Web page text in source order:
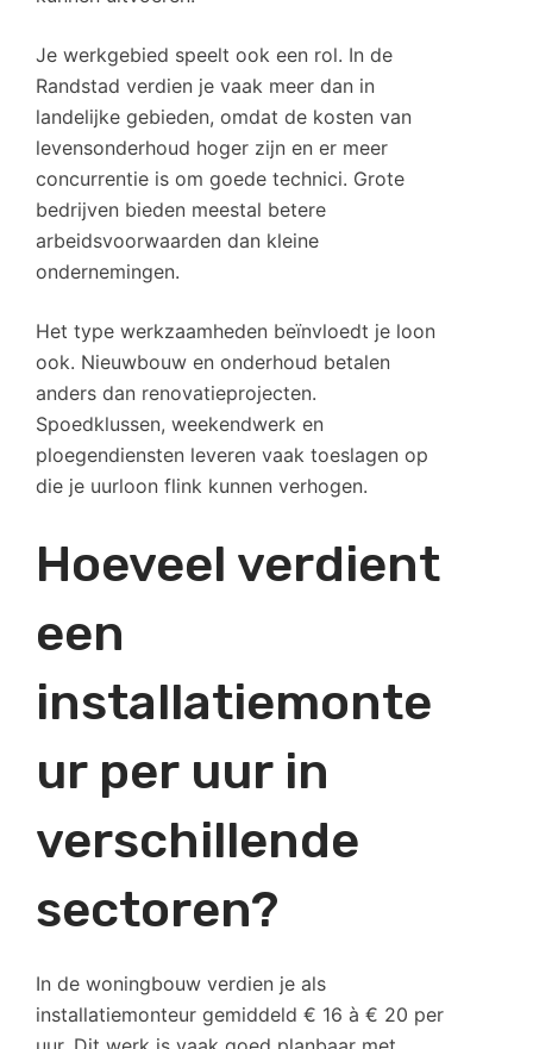
Je werkgebied speelt ook een rol. In de
Randstad verdien je vaak meer dan in
landelijke gebieden, omdat de kosten van
levensonderhoud hoger zijn en er meer
concurrentie is om goede technici. Grote
bedrijven bieden meestal betere
arbeidsvoorwaarden dan kleine
ondernemingen.
Het type werkzaamheden beïnvloedt je loon
ook. Nieuwbouw en onderhoud betalen
anders dan renovatieprojecten.
Spoedklussen, weekendwerk en
ploegendiensten leveren vaak toeslagen op
die je uurloon flink kunnen verhogen.
Hoeveel verdient
een
installatiemonte
ur per uur in
verschillende
sectoren?
In de woningbouw verdien je als
installatiemonteur gemiddeld € 16 à € 20 per